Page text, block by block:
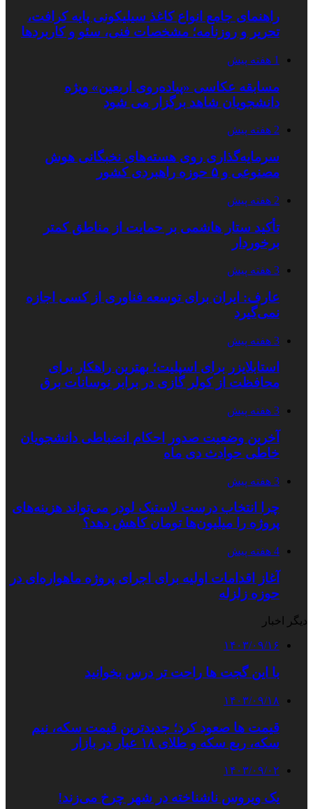
راهنمای جامع انواع کاغذ سیلیکونی پایه کرافت،
تحریر و روزنامه؛ مشخصات فنی، سئو و کاربردها
1 هفته پیش
مسابقه عکاسی «پیاده‌روی اربعین» ویژه
دانشجویان شاهد برگزار می شود
2 هفته پیش
سرمایه‌گذاری روی هسته‌های نخبگانی هوش
مصنوعی و ۵ حوزه راهبردی کشور
2 هفته پیش
تأکید ستار هاشمی بر حمایت از مناطق کمتر
برخوردار
3 هفته پیش
عارف: ایران برای توسعه فناوری از کسی اجازه
نمی‌گیرد
3 هفته پیش
استابلایزر برای اسپلیت؛ بهترین راهکار برای
محافظت از کولر گازی در برابر نوسانات برق
3 هفته پیش
آخرین وضعیت صدور احکام انضباطی دانشجویان
خاطی حوادث دی ماه
3 هفته پیش
چرا انتخاب درست لاستیک لودر می‌تواند هزینه‌های
پروژه را میلیون‌ها تومان کاهش دهد؟
4 هفته پیش
آغاز اقدامات اولیه برای اجرای پروژه ماهواره‌ای در
حوزه زلزله
دیگر اخبار
۱۴۰۳/۰۹/۱۶
با این گجت‌ ها راحت‌ تر درس بخوانید
۱۴۰۳/۰۹/۱۸
قیمت ها صعود کرد؛ جدیدترین قیمت سکه، نیم
سکه، ربع سکه و طلای ۱۸ عیار در بازار
۱۴۰۳/۰۹/۰۲
یک ویروس ناشناخته در شهر چرخ می‌زند!